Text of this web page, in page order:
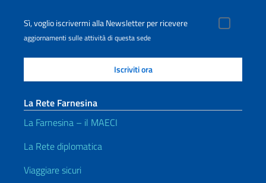
Sì, voglio iscrivermi alla Newsletter per ricevere
aggiornamenti sulle attività di questa sede
La Rete Farnesina
La Farnesina – il MAECI
La Rete diplomatica
Viaggiare sicuri